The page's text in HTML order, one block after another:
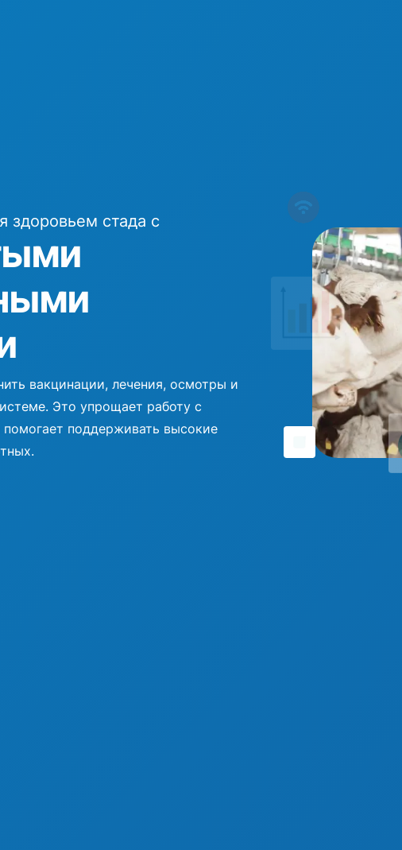
здоровьем стада с
вакцинации, лечения, осмотры и
Это упрощает работу с
поддерживать высокие